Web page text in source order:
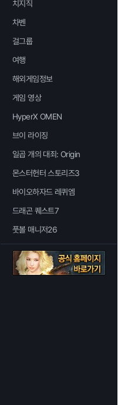
치지직
차벤
걸그룹
여행
해외게임정보
게임 영상
HyperX OMEN
브이 라이징
일곱 개의 대죄: Origin
몬스터헌터 스토리즈3
바이오하자드 레퀴엠
드래곤 퀘스트7
풋볼 매니저26